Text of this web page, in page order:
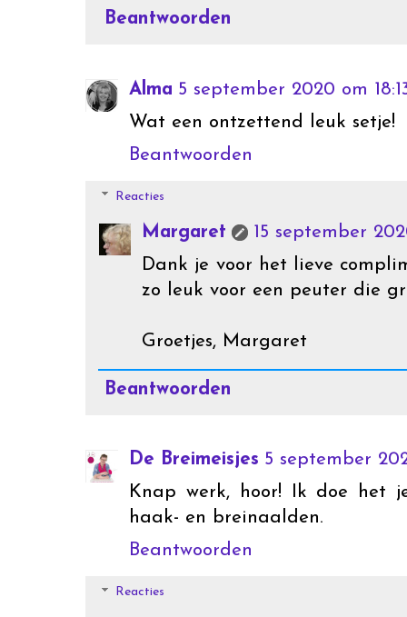
Beantwoorden
Alma 5 september 2020 om
Wat een ontzettend leuk setje!
Beantwoorden
Reacties
Margaret
15 september
Dank je voor het lieve
zo leuk voor een peuter die
Groetjes, Margaret
Beantwoorden
De Breimeisjes 5 september
Knap werk, hoor! Ik doe het
haak- en breinaalden.
Beantwoorden
Reacties